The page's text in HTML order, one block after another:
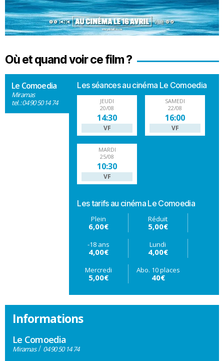
Informations
Le Comoedia
Miramas / 04 90 50 14 74
Où et quand voir ce film ?
Le Comoedia
Miramas
tel. : 04 90 50 14 74
Les séances au cinéma Le Comoedia
JEUDI
20/08
14:30
VF
SAMEDI
22/08
16:00
VF
MARDI
25/08
10:30
VF
Les tarifs au cinéma Le Comoedia
Plein
6,00€
Réduit
5,00€
-18 ans
4,00€
Lundi
4,00€
Mercredi
5,00€
Abo. 10 places
40€